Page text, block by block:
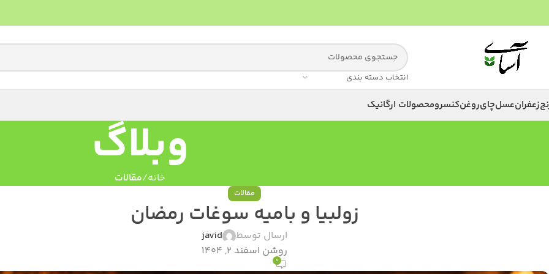
انتخاب دسته بندی
زعفرانعسلچایروغنکنسرومحصولات ارگانیک
وبلاگ
خانه مقالات
مقالات
زولبیا و بامیه سوغات رمضان
ارسال توسط
javid
روشن اسفند 2, 1404
0